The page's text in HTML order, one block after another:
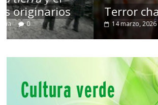
Terror chamánico coreano
14 marzo, 2026 Julio Martínez Molina